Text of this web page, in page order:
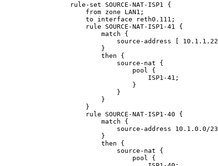
            rule-set SOURCE-NAT-ISP1 {
                from zone LAN1;
                to interface reth0.111;
                rule SOURCE-NAT-ISP1-41 {
                    match {
source-address [
                    }
                    then {
                        source-nat {
                            pool {
                                ISP1-41;
                            }
                        }
                    }
                }
                rule SOURCE-NAT-ISP1-40 {
                    match {
source-address 10.1.0.0/
                    }
                    then {
                        source-nat {
                            pool {